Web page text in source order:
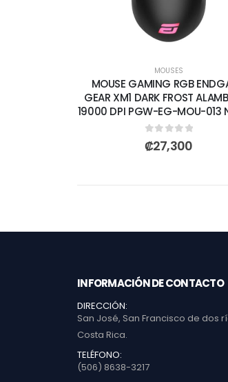
MOUSES
MOUSE GAMING RGB
GEAR XM1 DARK FROST
19000 DPI PGW-EG-MOU-013
0out of 5
₡27,300
INFORMACIÓN DE CONTACTO
DIRECCIÓN:
San José, San Francisco de dos
Costa Rica.
TELÉFONO:
(506) 8638-3217